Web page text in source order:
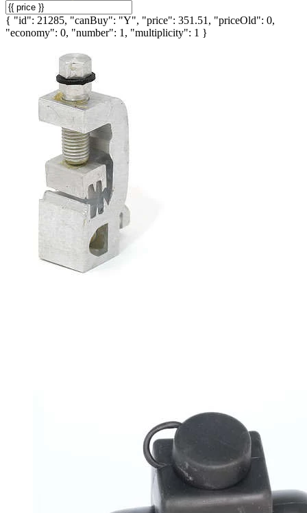
{ "id": 21285, "canBuy": "Y", "price": 351.51, "priceOld": 0,
"economy": 0, "number": 1, "multiplicity": 1 }